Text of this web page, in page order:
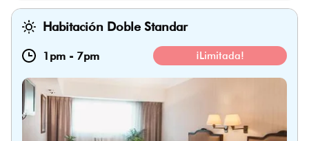
Habitación Doble Standar
1pm - 7pm ¡Limitada!